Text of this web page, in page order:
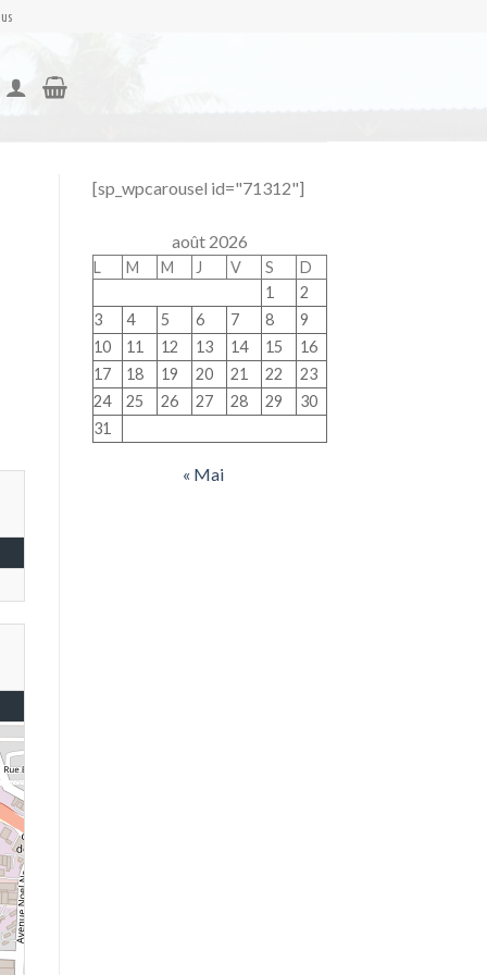
[sp_wpcarousel id="71312"]
août 2026
L M M J V S
D
1
2
3
4 5 6 7 8
9
10
11 12 13 14 15
16
17
18 19 20 21 22
23
24
25 26 27 28 29
30
31
« Mai